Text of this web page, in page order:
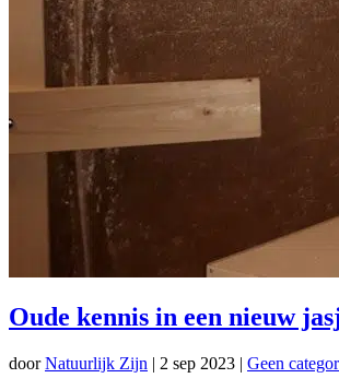
Oude kennis in een nieuw
doorNatuurlijk Zijn | 2 sep 2023 | Geen